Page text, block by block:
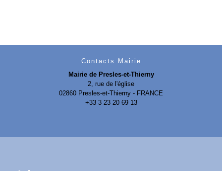
Contacts Mairie
Mairie de Presles-et-Thierny
2, rue de l'église
02860 Presles-et-Thierny - FRANCE
+33 3 23 20 69 13